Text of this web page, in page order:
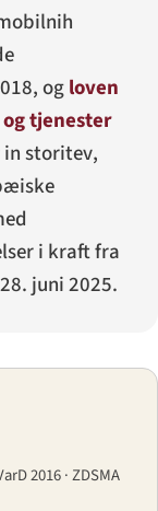
ogloven
tjenester
storitev,
i kraft fra
juni 2025.
2016 · ZDSMA